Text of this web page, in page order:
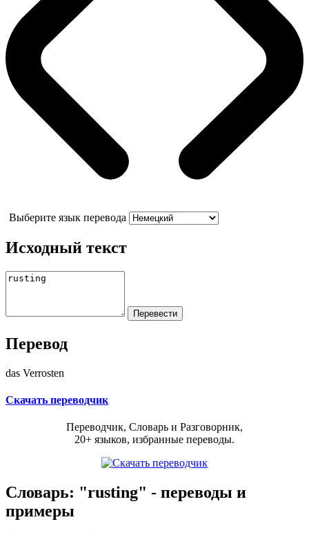
Выберите язык перевода
Исходный текст
Перевод
das Verrosten
Скачать переводчик
Переводчик, Словарь и Разговорник,
20+ языков, избранные переводы.
Словарь: "rusting" - переводы и
примеры